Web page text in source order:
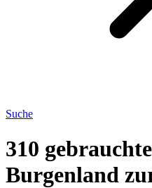
Suche
310
Burgenland